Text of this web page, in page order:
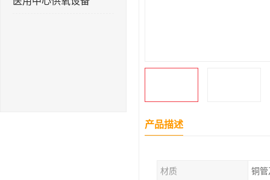
产品描述
材质 铜管